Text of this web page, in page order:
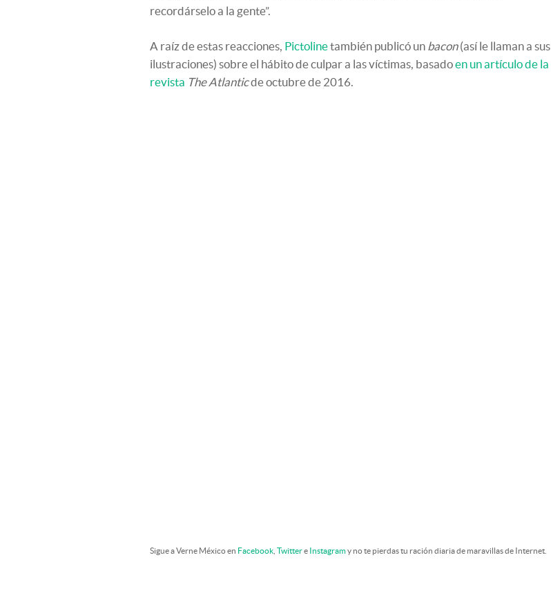
recordárselo a la gente”.
A raíz de estas reacciones, Pictolinetambién publicó un bacon(así le llaman a sus
ilustraciones) sobre el hábito de culpar a las víctimas, basadoen un artículo de la
revista The Atlanticde octubre de 2016.
Sigue a Verne México en Facebook Twittere Instagramy no te pierdas tu ración diaria de maravillas de Internet.